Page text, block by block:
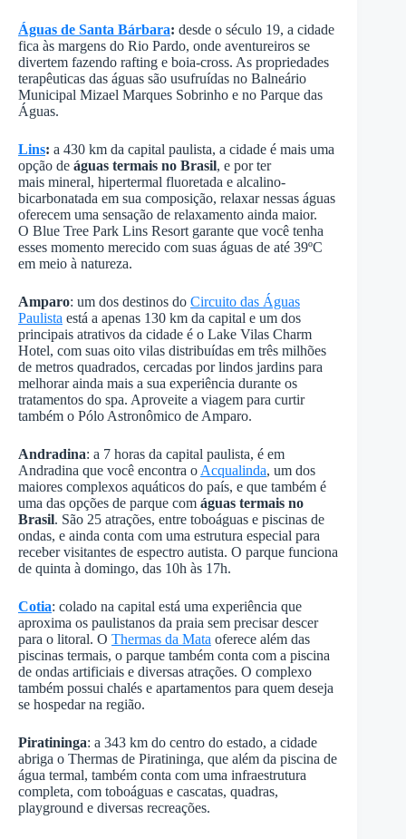
Águas de Santa Bárbara: desde o século 19, a cidade
fica às margens do Rio Pardo, onde aventureiros se
divertem fazendo rafting e boia-cross. As propriedades
terapêuticas das águas são usufruídas no Balneário
Municipal Mizael Marques Sobrinho e no Parque das
Águas.
Lins: a 430 km da capital paulista, a cidade é mais uma
opção de águas termais no Brasil, e por ter
mais mineral, hipertermal fluoretada e alcalino-
bicarbonatada em sua composição, relaxar nessas águas
oferecem uma sensação de relaxamento ainda maior.
O Blue Tree Park Lins Resort garante que você tenha
esses momento merecido com suas águas de até 39ºC
em meio à natureza.
Amparo: um dos destinos do Circuito das Águas
Paulista está a apenas 130 km da capital e um dos
principais atrativos da cidade é o Lake Vilas Charm
Hotel, com suas oito vilas distribuídas em três milhões
de metros quadrados, cercadas por lindos jardins para
melhorar ainda mais a sua experiência durante os
tratamentos do spa. Aproveite a viagem para curtir
também o Pólo Astronômico de Amparo.
Andradina: a 7 horas da capital paulista, é em
Andradina que você encontra o Acqualinda, um dos
maiores complexos aquáticos do país, e que também é
uma das opções de parque com águas termais no
Brasil. São 25 atrações, entre toboáguas e piscinas de
ondas, e ainda conta com uma estrutura especial para
receber visitantes de espectro autista. O parque funciona
de quinta à domingo, das 10h às 17h.
Cotia: colado na capital está uma experiência que
aproxima os paulistanos da praia sem precisar descer
para o litoral. O Thermas da Mata oferece além das
piscinas termais, o parque também conta com a piscina
de ondas artificiais e diversas atrações. O complexo
também possui chalés e apartamentos para quem deseja
se hospedar na região.
Piratininga: a 343 km do centro do estado, a cidade
abriga o Thermas de Piratininga, que além da piscina de
água termal, também conta com uma infraestrutura
completa, com toboáguas e cascatas, quadras,
playground e diversas recreações.